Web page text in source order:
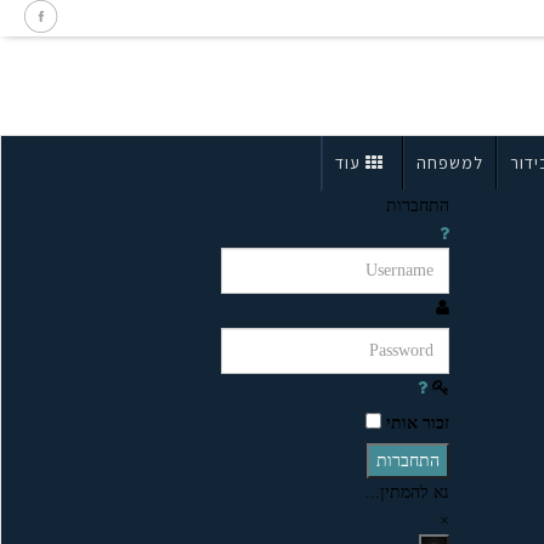
למשפחה עוד
התחברות
זכור אותי
התחברות
נא להמתין...
×